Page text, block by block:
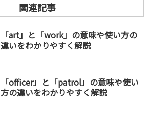
関連記事
「art」と「work」の意味や使い方の
違いをわかりやすく解説
「officer」と「patrol」の意味や使い
方の違いをわかりやすく解説